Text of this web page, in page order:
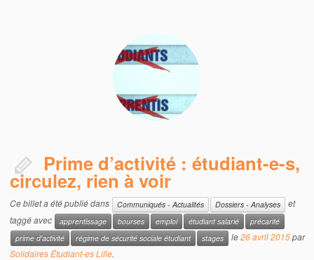
Prime d’activité : étudiant-e-s,
circulez, rien à voir
Ce billet a été publié dans Communiqués - Actualités Dossiers - Analyses
et
taggé avec
apprentissage bourses emploi étudiant salarié
précarité
prime d'activité
régime de sécurité sociale étudiant stages le26 avril 2015par
Solidaires Étudiant-es Lille.